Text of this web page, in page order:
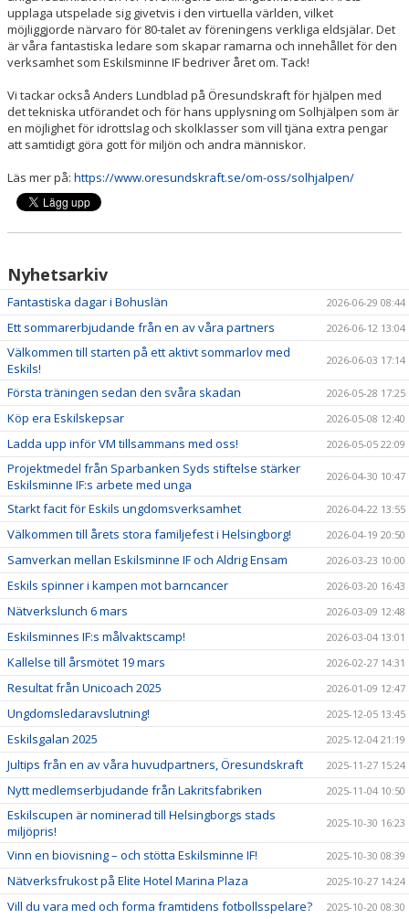
upplaga utspelade sig givetvis i den virtuella världen, vilket
möjliggjorde närvaro för 80-talet av föreningens verkliga eldsjälar. Det
är våra fantastiska ledare som skapar ramarna och innehållet för den
verksamhet som Eskilsminne IF bedriver året om. Tack!
Vi tackar också Anders Lundblad på Öresundskraft för hjälpen med
det tekniska utförandet och för hans upplysning om Solhjälpen som är
en möjlighet för idrottslag och skolklasser som vill tjäna extra pengar
att samtidigt göra gott för miljön och andra människor.
Läs mer på: https://www.oresundskraft.se/om-oss/solhjalpen/
Nyhetsarkiv
Fantastiska dagar i Bohuslän 2026-06-29 08:44
Ett sommarerbjudande från en av våra partners 2026-06-12 13:04
Välkommen till starten på ett aktivt sommarlov med
Eskils!
2026-06-03 17:14
Första träningen sedan den svåra skadan 2026-05-28 17:25
Köp era Eskilskepsar 2026-05-08 12:40
Ladda upp inför VM tillsammans med oss! 2026-05-05 22:09
Projektmedel från Sparbanken Syds stiftelse stärker
Eskilsminne IF:s arbete med unga
2026-04-30 10:47
Starkt facit för Eskils ungdomsverksamhet 2026-04-22 13:55
Välkommen till årets stora familjefest i Helsingborg! 2026-04-19 20:50
Samverkan mellan Eskilsminne IF och Aldrig Ensam 2026-03-23 10:00
Eskils spinner i kampen mot barncancer 2026-03-20 16:43
Nätverkslunch 6 mars 2026-03-09 12:48
Eskilsminnes IF:s målvaktscamp! 2026-03-04 13:01
Kallelse till årsmötet 19 mars 2026-02-27 14:31
Resultat från Unicoach 2025 2026-01-09 12:47
Ungdomsledaravslutning! 2025-12-05 13:45
Eskilsgalan 2025 2025-12-04 21:19
Jultips från en av våra huvudpartners, Öresundskraft 2025-11-27 15:24
Nytt medlemserbjudande från Lakritsfabriken 2025-11-04 10:50
Eskilscupen är nominerad till Helsingborgs stads
miljöpris!
2025-10-30 16:23
Vinn en biovisning – och stötta Eskilsminne IF! 2025-10-30 08:39
Nätverksfrukost på Elite Hotel Marina Plaza 2025-10-27 14:24
Vill du vara med och forma framtidens fotbollsspelare? 2025-10-20 08:30